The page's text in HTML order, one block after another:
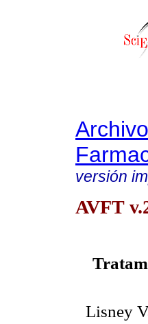
versión
AVFT
Lisney